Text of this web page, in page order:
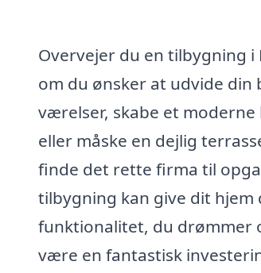
Overvejer du en tilbygning i
om du ønsker at udvide din
værelser, skabe et
eller måske en dejlig
finde det rette firma til
tilbygning kan give dit hjem
funktionalitet, du drømmer
være en fantastisk